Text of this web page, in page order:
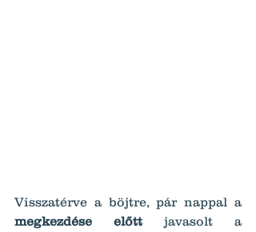
megkezdése előtt javasolt a